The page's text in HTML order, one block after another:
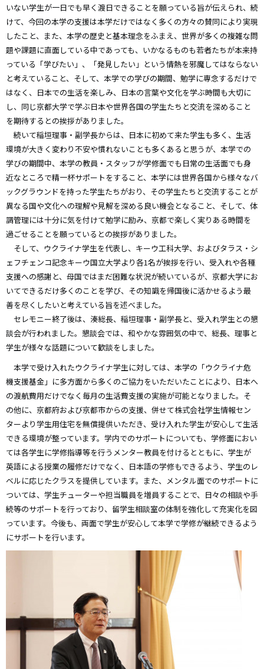
いない学生が一日でも早く渡日できることを願っている旨が伝えられ、続
けて、今回の本学の支援は本学だけではなく多くの方々の賛同により実現
したこと、また、本学の歴史と基本理念をふまえ、世界が多くの複雑な問
題や課題に直面している中であっても、いかなるものも若者たちが本来持
っている「学びたい」、「発見したい」という情熱を邪魔してはならない
と考えていること、そして、本学での学びの期間、勉学に専念するだけで
はなく、日本での生活を楽しみ、日本の言葉や文化を学ぶ時間も大切に
し、同じ京都大学で学ぶ日本や世界各国の学生たちと交流を深めること
を期待するとの挨拶がありました。
続いて稲垣理事・副学長からは、日本に初めて来た学生も多く、生活
環境が大きく変わり不安や慣れないことも多くあると思うが、本学での
学びの期間中、本学の教員・スタッフが学修面でも日常の生活面でも身
近なところで精一杯サポートをすること、本学には世界各国から様々なバ
ックグラウンドを持った学生たちがおり、その学生たちと交流することが
異なる国や文化への理解や見解を深める良い機会となること、そして、体
調管理には十分に気を付けて勉学に励み、京都で楽しく実りある時間を
過ごせることを願っているとの挨拶がありました。
そして、ウクライナ学生を代表し、キーウ工科大学、およびタラス・シ
ェフチェンコ記念キーウ国立大学より各1名が挨拶を行い、受入れや各種
支援への感謝と、母国ではまだ困難な状況が続いているが、京都大学にお
いてできるだけ多くのことを学び、その知識を帰国後に活かせるよう最
善を尽くしたいと考えている旨を述べました。
セレモニー終了後は、湊総長、稲垣理事・副学長と、受入れ学生との懇
談会が行われました。懇談会では、和やかな雰囲気の中で、総長、理事と
学生が様々な話題について歓談をしました。
本学で受け入れたウクライナ学生に対しては、本学の「ウクライナ危
機支援基金」に多方面から多くのご協力をいただいたことにより、日本へ
の渡航費用だけでなく毎月の生活費支援の実施が可能となりました。そ
の他に、京都府および京都市からの支援、併せて株式会社学生情報セン
ターより学生用住宅を無償提供いただき、受け入れた学生が安心して生活
できる環境が整っています。学内でのサポートについても、学修面におい
ては各学生に学修指導等を行うメンター教員を付けるとともに、学生が
英語による授業の履修だけでなく、日本語の学修もできるよう、学生のレ
ベルに応じたクラスを提供しています。また、メンタル面でのサポートに
ついては、学生チューターや担当職員を増員することで、日々の相談や手
続等のサポートを行っており、留学生相談室の体制を強化して充実化を図
っています。今後も、両面で学生が安心して本学で学修が継続できるよう
にサポートを行います。